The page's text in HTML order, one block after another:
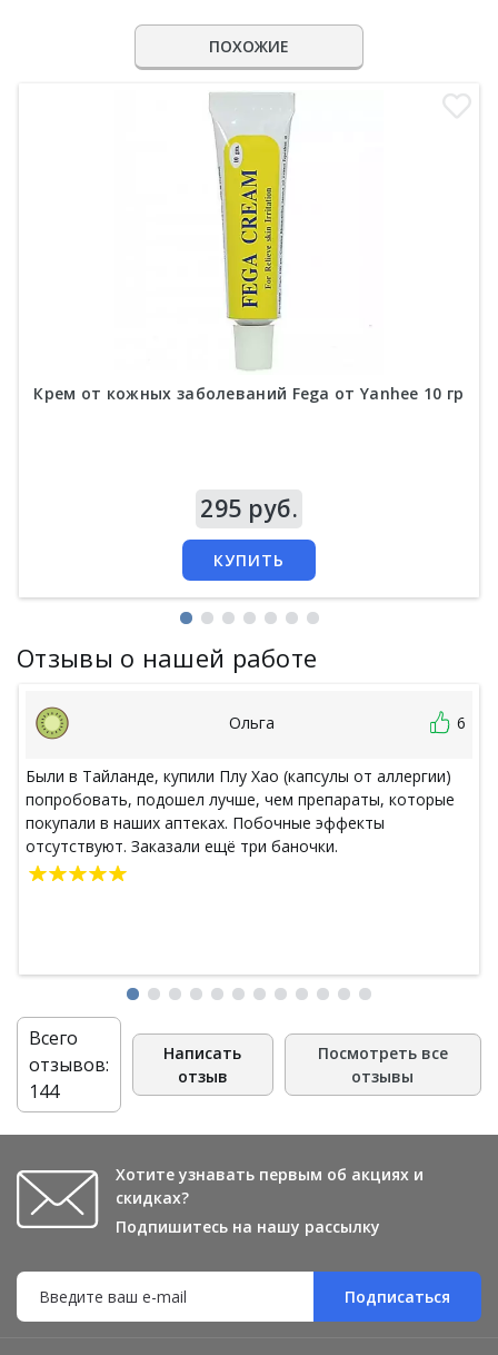
ПОХОЖИЕ
Крем от кожных заболеваний Fega от Yanhee 10 гр
295 руб.
КУПИТЬ
Отзывы о нашей работе
Ольга 6
Были в Тайланде, купили Плу Хао (капсулы от аллергии)
попробовать, подошел лучше, чем препараты, которые
покупали в наших аптеках. Побочные эффекты
отсутствуют. Заказали ещё три баночки.
Всего
отзывов:
144
Написать
отзыв
Посмотреть все
отзывы
Хотите узнавать первым об акциях и
скидках?
Подпишитесь на нашу рассылку
Подписаться